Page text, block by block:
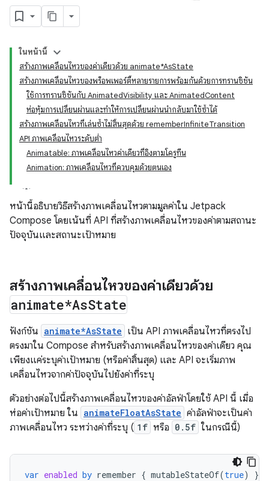
ในหน้านี้
สร้างภาพเคลื่อนไหวของค่าเดียวด้วย animate*AsState
สร้างภาพเคลื่อนไหวของพร็อพเพอร์ตี้หลายรายการพร้อมกันด้วยการทรานซิชัน
ใช้การทรานซิชันกับ AnimatedVisibility และ AnimatedContent
ห่อหุ้มการเปลี่ยนผ่านและทำให้การเปลี่ยนผ่านนำกลับมาใช้ซ้ำได้
สร้างภาพเคลื่อนไหวที่เล่นซ้ำไม่สิ้นสุดด้วย rememberInfiniteTransition
API ภาพเคลื่อนไหวระดับต่ำ
Animatable: ภาพเคลื่อนไหวค่าเดียวที่อิงตามโครูทีน
Animation: ภาพเคลื่อนไหวที่ควบคุมด้วยตนเอง
หน้านี้อธิบายวิธีสร้างภาพเคลื่อนไหวตามมูลค่าใน Jetpack
Compose โดยเน้นที่ API ที่สร้างภาพเคลื่อนไหวของค่าตามสถานะ
ปัจจุบันและสถานะเป้าหมาย
สร้างภาพเคลื่อนไหวของค่าเดียวด้วย
animate*AsState
ฟังก์ชัน animate*AsState เป็น API ภาพเคลื่อนไหวที่ตรงไป
ตรงมาใน Compose สำหรับสร้างภาพเคลื่อนไหวของค่าเดียว คุณ
เพียงแค่ระบุค่าเป้าหมาย (หรือค่าสิ้นสุด) และ API จะเริ่มภาพ
เคลื่อนไหวจากค่าปัจจุบันไปยังค่าที่ระบุ
ตัวอย่างต่อไปนี้สร้างภาพเคลื่อนไหวของค่าอัลฟ่าโดยใช้ API นี้ เมื่อ
ห่อค่าเป้าหมาย ใน animateFloatAsState ค่าอัลฟ่าจะเป็นค่า
ภาพเคลื่อนไหว ระหว่างค่าที่ระบุ ( 1f หรือ 0.5f ในกรณีนี้)
var enabled by remember { mutableStateOf(true) }